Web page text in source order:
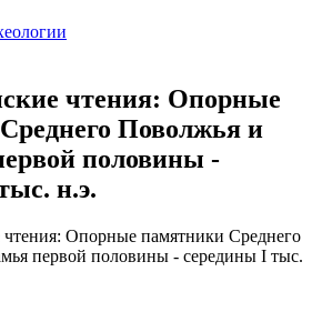
чтения: Опорные
Поволжья и
половины -
н.э.